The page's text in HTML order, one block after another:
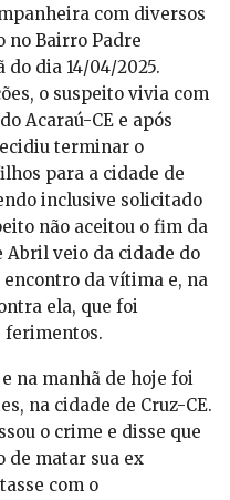
com diversos
no Bairro Padre
do dia 14/04/2025.
o suspeito vivia com
Acaraú-CE e após
terminar o
para a cidade de
inclusive solicitado
não aceitou o fim da
Abril veio da cidade do
encontro da vítima e, na
ela, que foi
ferimentos.
na manhã de hoje foi
na cidade de Cruz-CE.
o crime e disse que
de matar sua ex
com o